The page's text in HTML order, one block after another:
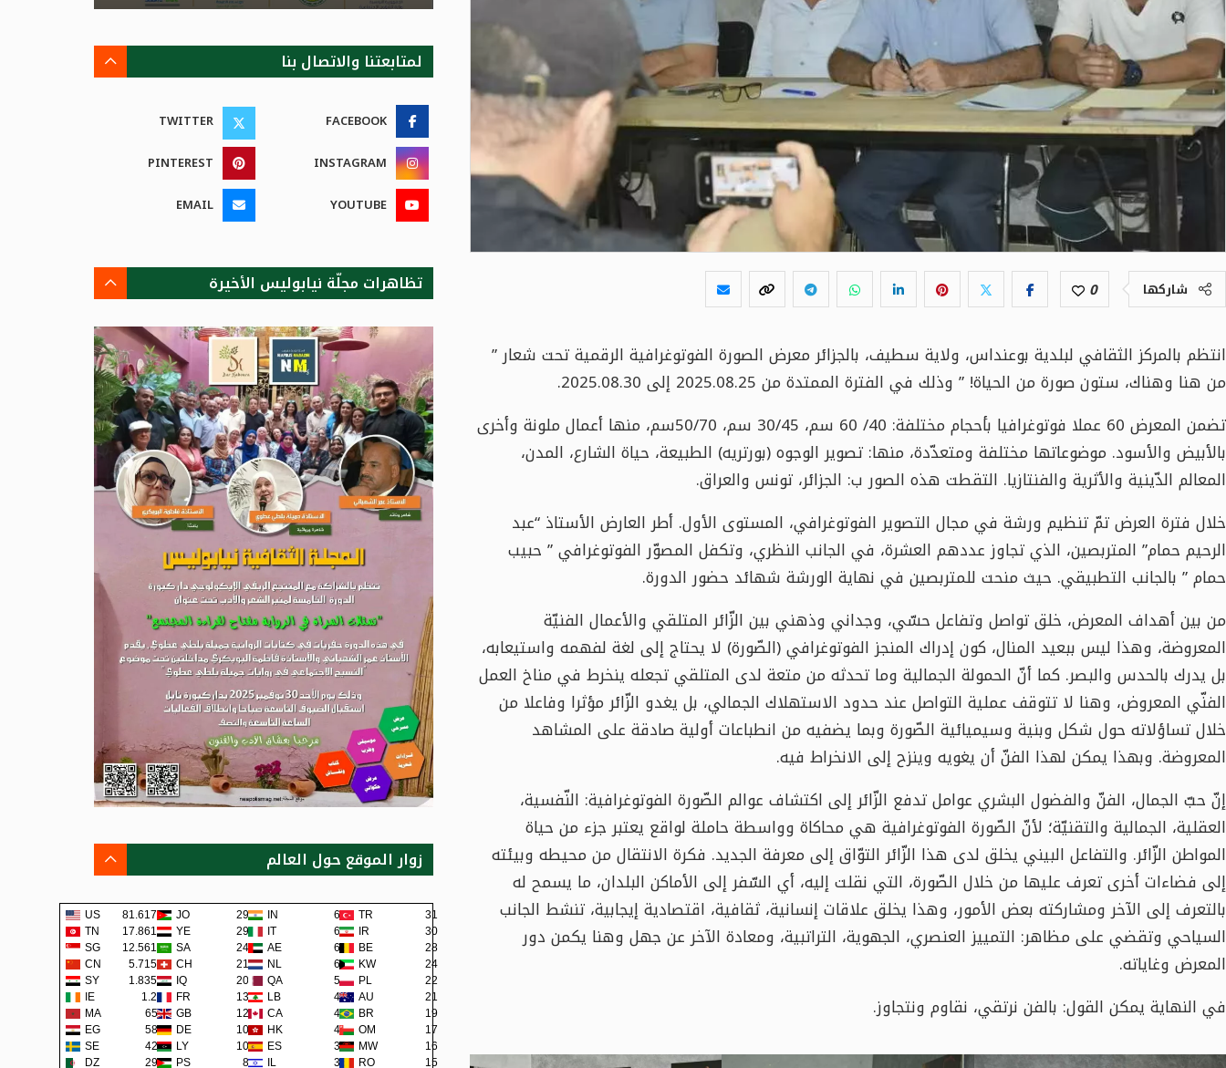
شاركها 0
انتظم بالمركز الثقافي لبلدية بوعنداس، ولاية سطيف، بالجزائر معرض الصورة الفوتوغرافية الرقمية تحت شعار ”
من هنا وهناك، ستون صورة من الحياة! ” وذلك في الفترة الممتدة من 2025.08.25 إلى 2025.08.30.
تضمن المعرض 60 عملا فوتوغرافيا بأحجام مختلفة: 40/ 60 سم، 30/45 سم، 50/70سم، منها أعمال ملونة وأخرى
بالأبيض والأسود. موضوعاتها مختلفة ومتعدّدة، منها: تصوير الوجوه (بورتريه) الطبيعة، حياة الشارع، المدن،
المعالم الدّينية والأثرية والفنتازيا. التقطت هذه الصور ب: الجزائر، تونس والعراق.
خلال فترة العرض تمّ تنظيم ورشة في مجال التصوير الفوتوغرافي، المستوى الأول. أطر العارض الأستاذ “عبد
الرحيم حمام” المتربصين، الذي تجاوز عددهم العشرة، في الجانب النظري، وتكفل المصوّر الفوتوغرافي ” حبيب
حمام ” بالجانب التطبيقي. حيث منحت للمتربصين في نهاية الورشة شهائد حضور الدورة.
من بين أهداف المعرض، خلق تواصل وتفاعل حسّي، وجداني وذهني بين الزّائر المتلقي والأعمال الفنيّة
المعروضة، وهذا ليس ببعيد المنال، كون إدراك المنجز الفوتوغرافي (الصّورة) لا يحتاج إلى لغة لفهمه واستيعابه،
بل يدرك بالحدس والبصر. كما أنّ الحمولة الجمالية وما تحدثه من متعة لدى المتلقي تجعله ينخرط في مناخ العمل
الفنّي المعروض، وهنا لا تتوقف عملية التواصل عند حدود الاستهلاك الجمالي، بل يغدو الزّائر مؤثرا وفاعلا من
خلال تساؤلاته حول شكل وبنية وسيميائية الصّورة وبما يضفيه من انطباعات أولية صادقة على المشاهد
المعروضة. وبهذا يمكن لهذا الفنّ أن يغويه وينزح إلى الانخراط فيه.
إنّ حبّ الجمال، الفنّ والفضول البشري عوامل تدفع الزّائر إلى اكتشاف عوالم الصّورة الفوتوغرافية: النّفسية،
العقلية، الجمالية والتقنيّة؛ لأنّ الصّورة الفوتوغرافية هي محاكاة وواسطة حاملة لواقع يعتبر جزء من حياة
المواطن الزّائر. والتفاعل البيني يخلق لدى هذا الزّائر التوّاق إلى معرفة الجديد. فكرة الانتقال من محيطه وبيئته
إلى فضاءات أخرى تعرف عليها من خلال الصّورة، التي نقلت إليه، أي السّفر إلى الأماكن البلدان، ما يسمح له
بالتعرف إلى الآخر ومشاركته بعض الأمور، وهذا يخلق علاقات إنسانية، ثقافية، اقتصادية إيجابية، تنشط الجانب
السياحي وتقضي على مظاهر: التمييز العنصري، الجهوية، التراتبية، ومعادة الآخر عن جهل وهنا يكمن دور
المعرض وغاياته.
في النهاية يمكن القول: بالفن نرتقي، نقاوم ونتجاوز.
لمتابعتنا والاتصال بنا
FACEBOOK
TWITTER
INSTAGRAM
PINTEREST
YOUTUBE
EMAIL
تظاهرات مجلّة نيابوليس الأخيرة
زوار الموقع حول العالم
US 81.617K JO 292 IN 65 TR
31
TN
17.861K YE 290 IT 62 IR
30
SG
12.561K SA 241 AE 62 BE
28
CN
5.715K CH 219 NL 60 KW
24
SY
1.835K IQ 200 QA 57 PL
22
IE
1.2K FR 138 LB 48 AU
21
MA
659 GB 129 CA 45 BR
19
EG
581 DE 108 HK 42 OM
17
SE
422 LY 105 ES 38 MW
16
DZ
295 PS 80 IL 36 RO 15